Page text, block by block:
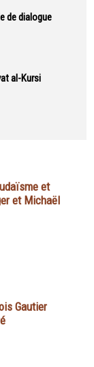
de dialogue
al-Kursi
et
et Michaël
Gautier